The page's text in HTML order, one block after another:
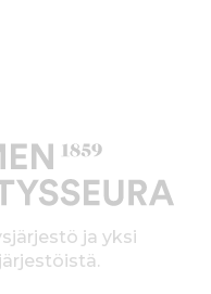
ja yksi